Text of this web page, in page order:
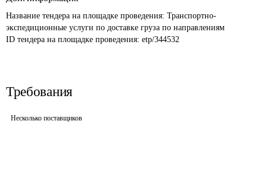
Название тендера на площадке проведения: Транспортно-
экспедиционные услуги по доставке груза по направлениям
ID тендера на площадке проведения: etp/344532
Требования
Несколько поставщиков